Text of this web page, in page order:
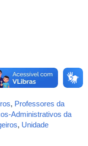
, Professores da
Administrativos da
, Unidade